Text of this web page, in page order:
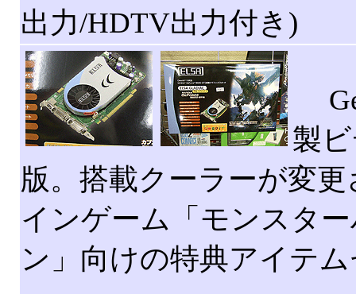
出力/HDTV出力付き)
製
版。搭載クーラーが変
インゲーム「モンスタ
ン」向けの特典アイテ